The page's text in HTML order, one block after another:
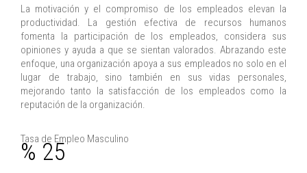
La motivación y el compromiso de los empleados elevan la
productividad. La gestión efectiva de recursos humanos
fomenta la participación de los empleados, considera sus
opiniones y ayuda a que se sientan valorados. Abrazando este
enfoque, una organización apoya a sus empleados no solo en el
lugar de trabajo, sino también en sus vidas personales,
mejorando tanto la satisfacción de los empleados como la
reputación de la organización.
Tasa de Empleo Masculino
% 25